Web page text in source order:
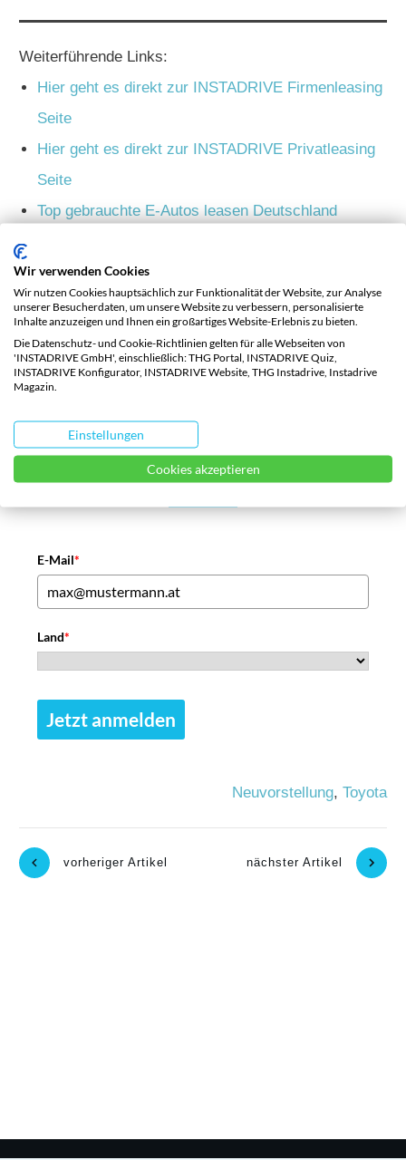
Weiterführende Links:
Hier geht es direkt zur INSTADRIVE Firmenleasing
Seite
Hier geht es direkt zur INSTADRIVE Privatleasing
Seite
Top gebrauchte E-Autos leasen Deutschland
Du fährst bereits ein Elektroauto? Lass dich hier
mit der THG-Prämie beschenken
Geschenk noch größer
Elektroautos konfigurieren
Jetzt regelmäßige E-Mobility-Updates
E-Mail*
Land*
Jetzt anmelden
Neuvorstellung, Toyota
vorheriger Artikel nächster Artikel
Wir verwenden Cookies
Wir nutzen Cookies hauptsächlich zur Funktionalität der Website, zur Analyse
unserer Besucherdaten, um unsere Website zu verbessern, personalisierte
Inhalte anzuzeigen und Ihnen ein großartiges Website-Erlebnis zu bieten.
Die Datenschutz- und Cookie-Richtlinien gelten für alle Webseiten von
'INSTADRIVE GmbH', einschließlich: THG Portal, INSTADRIVE Quiz,
INSTADRIVE Konfigurator, INSTADRIVE Website, THG Instadrive, Instadrive
Magazin.
Einstellungen
Cookies akzeptieren